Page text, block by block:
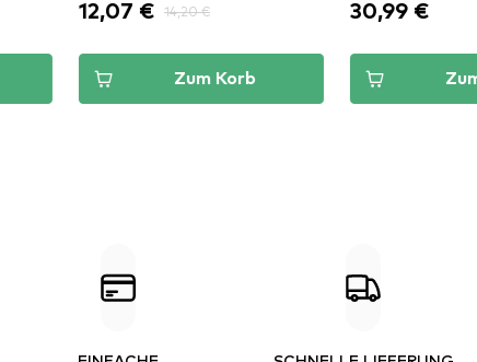
Zum Korb
30,99 €
Zum Korb